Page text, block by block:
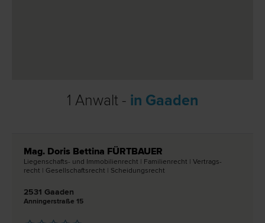
1 Anwalt - in Gaaden
Mag. Doris Bettina FÜRTBAUER
Liegenschafts- und Immobilien­recht | Familien­recht | Vertrags­
recht | Gesellschafts­recht | Scheidungs­recht
2531 Gaaden
Anningerstraße 15